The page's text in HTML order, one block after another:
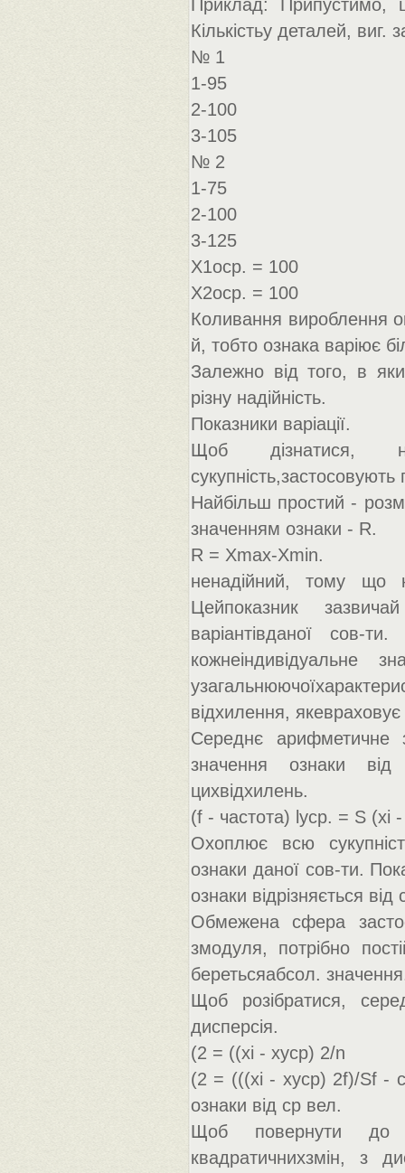
Приклад:
Кількістьу деталей,
№ 1
1-95
2-100
3-105
№ 2
1-75
2-100
3-125
Х1оср. = 100
Х2оср. = 100
Коливання вироблення
й, тобто ознака варіює
Залежно від того, в
різну надійність.
Показники варіації.
Щоб дізнатися,
сукупність,застосовують
Найбільш простий -
значенням ознаки - R.
R = Xmax-Xmin.
ненадійний, тому що
Цейпоказник
варіантівданої сов-
кожнеіндивідуальне
відхилення, якевраховує
Середнє арифметичне
значення ознаки
цихвідхилень.
(f - частота) lуср. = S (хi
Охоплює всю
ознаки даної сов-ти.
ознаки відрізняється
Обмежена сфера
змодуля, потрібно
беретьсяабсол.
Щоб розібратися,
дисперсія.
(2 = ((хi - xуср) 2/n
(2 = (((хi - xуср) 2f)/Sf -
ознаки від ср вел.
Щоб повернути до
квадратичнихзмін, з